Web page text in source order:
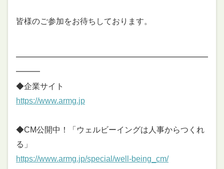
皆様のご参加をお待ちしております。
━━━━━━━━━━━━━━━━━━━━━━━━
━━━
◆企業サイト
https://www.armg.jp
◆CM公開中！「ウェルビーイングは人事からつくれ
る」
https://www.armg.jp/special/well-being_cm/